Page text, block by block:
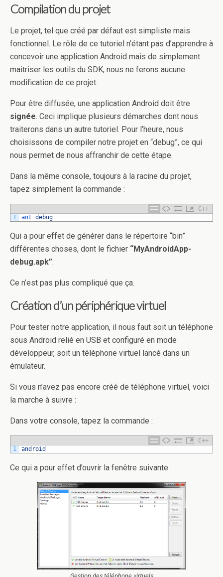
Compilation du projet
Le projet, tel que créé par défaut est simpliste mais
fonctionnel. Le rôle de ce tutoriel n’étant pas d’apprendre à
concevoir une application Android mais de simplement
maitriser les outils du SDK, nous ne ferons aucune
modification de ce projet.
Pour être diffusée, une application Android doit être
signée. Ceci implique plusieurs démarches dont nous
traiterons dans un autre tutoriel. Pour l’heure, nous
choisissons de compiler notre projet en “debug”, ce qui
nous permet de nous affranchir de cette étape.
Dans la même console, toujours à la racine du projet,
tapez simplement la commande :
C++
1
ant debug
Qui a pour effet de générer dans le répertoire “bin”
différentes choses, dont le fichier “MyAndroidApp-
debug.apk”.
Ce n’est pas plus compliqué que ça.
Création d’un périphérique virtuel
Pour tester notre application, il nous faut soit un téléphone
sous Android relié en USB et configuré en mode
développeur, soit un téléphone virtuel lancé dans un
émulateur.
Si vous n’avez pas encore créé de téléphone virtuel, voici
la marche à suivre :
Dans votre console, tapez la commande :
C++
1
android
Ce qui a pour effet d’ouvrir la fenêtre suivante :